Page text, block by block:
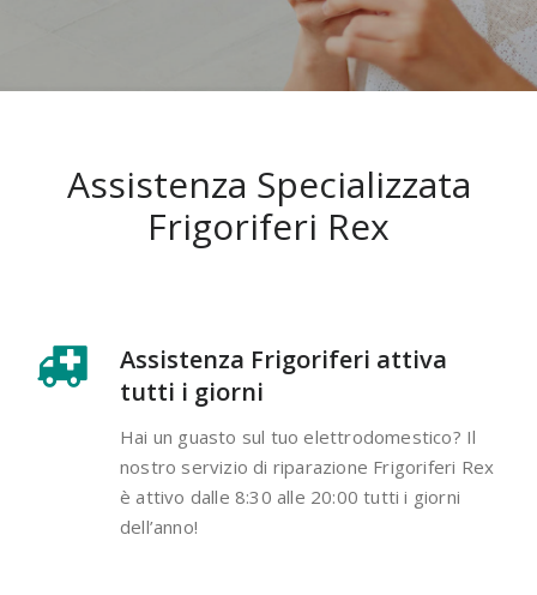
Assistenza Specializzata
Frigoriferi Rex
Assistenza Frigoriferi attiva
tutti i giorni
Hai un guasto sul tuo elettrodomestico? Il
nostro servizio di riparazione Frigoriferi Rex
è attivo dalle 8:30 alle 20:00 tutti i giorni
dell’anno!